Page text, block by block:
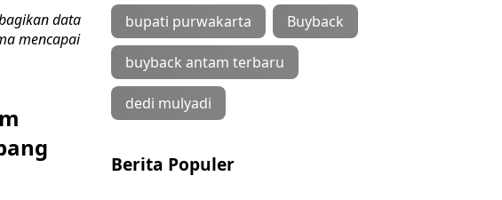
data
mencapai
bupati purwakarta Buyback
buyback antam terbaru
dedi mulyadi
Berita Populer